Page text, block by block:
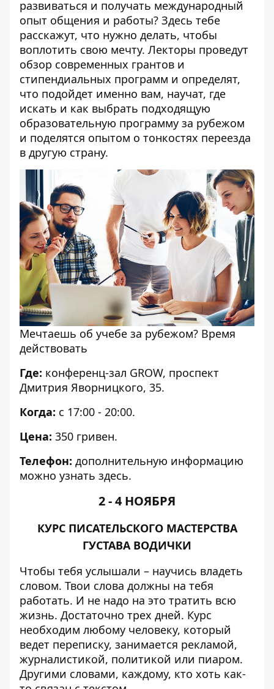
развиваться и получать международный
опыт общения и работы? Здесь тебе
расскажут, что нужно делать, чтобы
воплотить свою мечту. Лекторы проведут
обзор современных грантов и
стипендиальных программ и определят,
что подойдет именно вам, научат, где
искать и как выбрать подходящую
образовательную программу за рубежом
и поделятся опытом о тонкостях переезда
в другую страну.
Мечтаешь об учебе за рубежом? Время
действовать
Где: конференц-зал GROW, проспект
Дмитрия Яворницкого, 35.
Когда: с 17:00 - 20:00.
Цена: 350 гривен.
Телефон: дополнительную информацию
можно узнать здесь.
2 - 4 НОЯБРЯ
КУРС ПИСАТЕЛЬСКОГО МАСТЕРСТВА
ГУСТАВА ВОДИЧКИ
Чтобы тебя услышали – научись владеть
словом. Твои слова должны на тебя
работать. И не надо на это тратить всю
жизнь. Достаточно трех дней. Курс
необходим любому человеку, который
ведет переписку, занимается рекламой,
журналистикой, политикой или пиаром.
Другими словами, каждому, кто хоть как-